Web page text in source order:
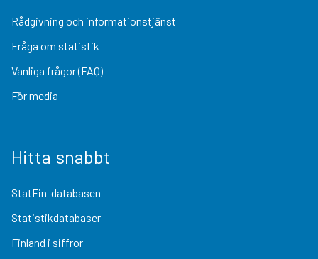
Rådgivning och informationstjänst
Fråga om statistik
Vanliga frågor (FAQ)
För media
Hitta snabbt
StatFin-databasen
Statistikdatabaser
Finland i siffror